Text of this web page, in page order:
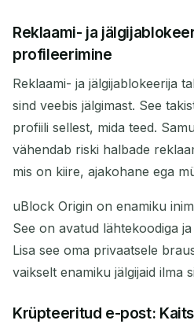
Reklaami- ja
profileerimine
Reklaami- ja jälgijablokeerija
sind veebis jälgimast. See
profiili sellest, mida teed.
vähendab riski halbade
mis on kiire, ajakohane ega
uBlock Origin on enamiku
See on avatud lähtekoodiga
Lisa see oma privaatsele
vaikselt enamiku jälgijaid ilma
Krüpteeritud e-post: